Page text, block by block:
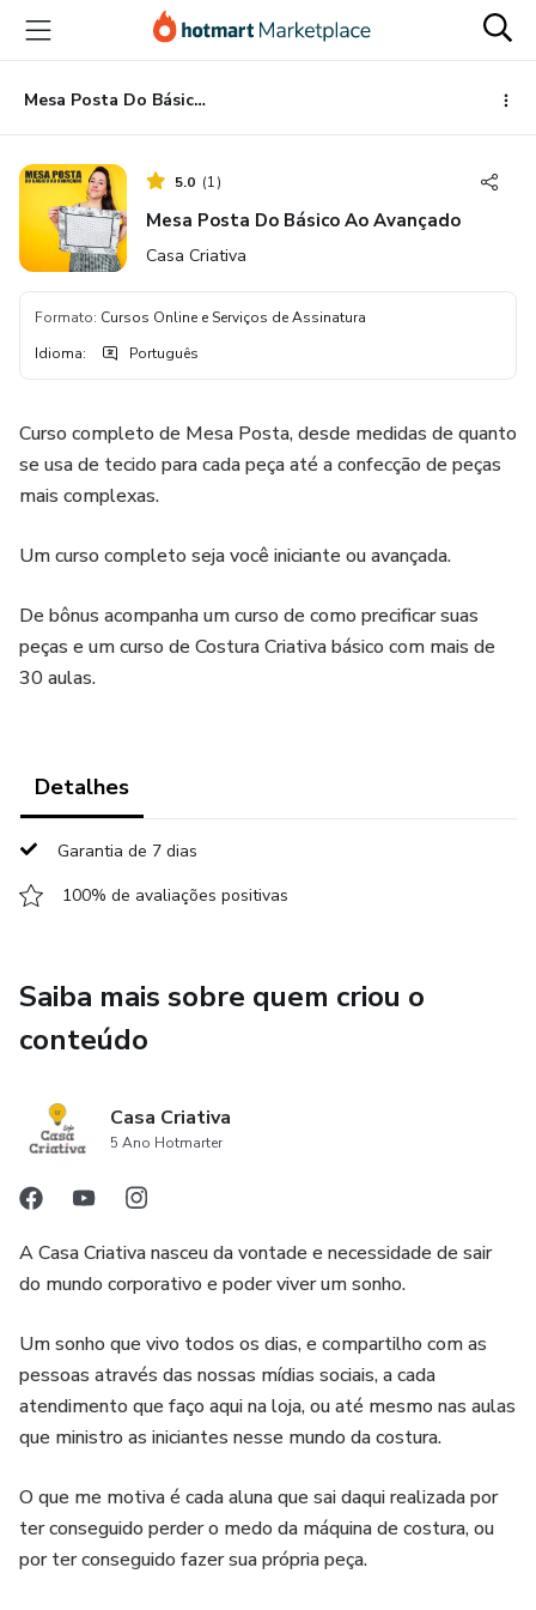
para
conteúdo
principal
para
pagamento
para
rodapé
Mesa Posta Do Básico Ao Avançado
5.0 (1)
Mesa Posta Do Básico Ao Avançado
Casa Criativa
Formato: Cursos Online e Serviços de Assinatura
Idioma: Português
Curso completo de Mesa Posta, desde medidas de quanto
se usa de tecido para cada peça até a confecção de peças
mais complexas.
Um curso completo seja você iniciante ou avançada.
De bônus acompanha um curso de como precificar suas
peças e um curso de Costura Criativa básico com mais de
30 aulas.
Detalhes
Garantia de 7 dias
100% de avaliações positivas
Saiba mais sobre quem criou o
conteúdo
Casa Criativa
5 Ano Hotmarter
A Casa Criativa nasceu da vontade e necessidade de sair
do mundo corporativo e poder viver um sonho.
Um sonho que vivo todos os dias, e compartilho com as
pessoas através das nossas mídias sociais, a cada
atendimento que faço aqui na loja, ou até mesmo nas aulas
que ministro as iniciantes nesse mundo da costura.
O que me motiva é cada aluna que sai daqui realizada por
ter conseguido perder o medo da máquina de costura, ou
por ter conseguido fazer sua própria peça.